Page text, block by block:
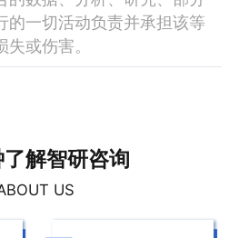
的一切活动负责并承担该等
或伤害。
解智研咨询
US